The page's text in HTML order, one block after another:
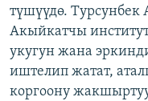
түшүүдө.
Акыйкатчы
укугун жана
иштелип жатат,
коргоону